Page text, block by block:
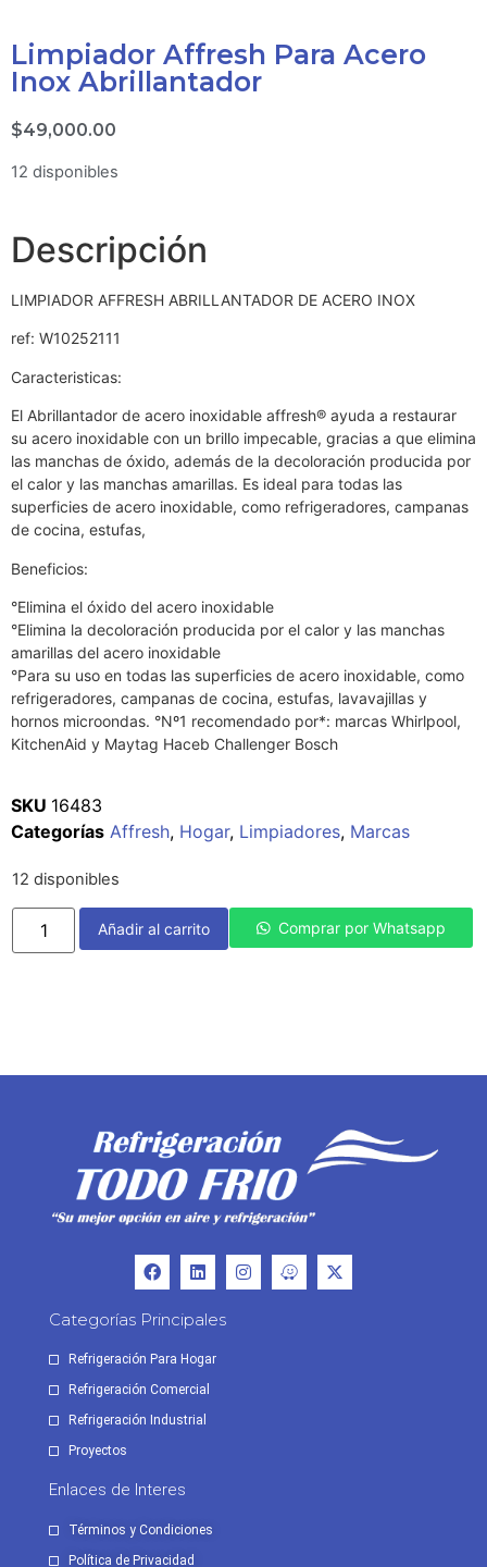
Limpiador Affresh Para Acero
Inox Abrillantador
$49,000.00
12 disponibles
Descripción
LIMPIADOR AFFRESH ABRILLANTADOR DE ACERO INOX
ref: W10252111
Caracteristicas:
El Abrillantador de acero inoxidable affresh® ayuda a restaurar
su acero inoxidable con un brillo impecable, gracias a que elimina
las manchas de óxido, además de la decoloración producida por
el calor y las manchas amarillas. Es ideal para todas las
superficies de acero inoxidable, como refrigeradores, campanas
de cocina, estufas,
Beneficios:
°Elimina el óxido del acero inoxidable
°Elimina la decoloración producida por el calor y las manchas
amarillas del acero inoxidable
°Para su uso en todas las superficies de acero inoxidable, como
refrigeradores, campanas de cocina, estufas, lavavajillas y
hornos microondas. °Nº1 recomendado por*: marcas Whirlpool,
KitchenAid y Maytag Haceb Challenger Bosch
SKU 16483
Categorías Affresh, Hogar, Limpiadores, Marcas
12 disponibles
Añadir al carrito Comprar por Whatsapp
Categorías Principales
Refrigeración Para Hogar
Refrigeración Comercial
Refrigeración Industrial
Proyectos
Enlaces de Interes
Términos y Condiciones
Política de Privacidad